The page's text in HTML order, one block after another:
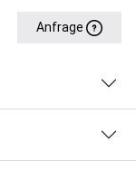
Anfrage